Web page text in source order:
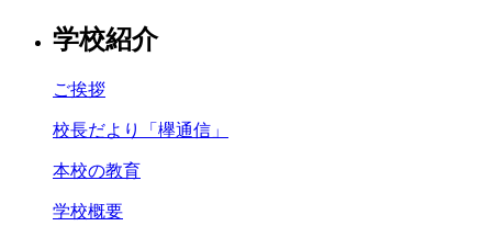
学校紹介
ご挨拶
校長だより「欅通信」
本校の教育
学校概要